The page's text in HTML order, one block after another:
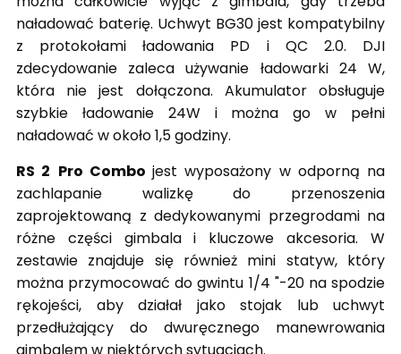
naładować baterię. Uchwyt BG30 jest kompatybilny
z protokołami ładowania PD i QC 2.0. DJI
zdecydowanie zaleca używanie ładowarki 24 W,
która nie jest dołączona. Akumulator obsługuje
szybkie ładowanie 24W i można go w pełni
naładować w około 1,5 godziny.
RS 2 Pro Combo jest wyposażony w odporną na
zachlapanie walizkę do przenoszenia
zaprojektowaną z dedykowanymi przegrodami na
różne części gimbala i kluczowe akcesoria. W
zestawie znajduje się również mini statyw, który
można przymocować do gwintu 1/4 "-20 na spodzie
rękojeści, aby działał jako stojak lub uchwyt
przedłużający do dwuręcznego manewrowania